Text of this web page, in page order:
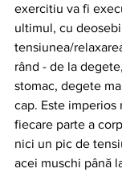
exercitiu va fi
ultimul, cu
tensiunea/
rând - de la
stomac, degete
cap. Este imperios
fiecare parte a
nici un pic de
acei muschi până